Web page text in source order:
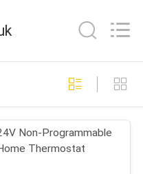
229
Non-Programmable
Thermostat